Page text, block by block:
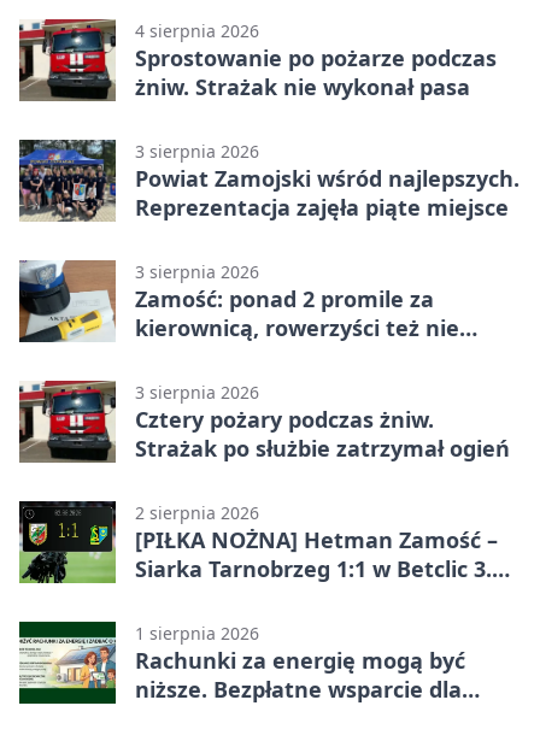
4 sierpnia 2026
Sprostowanie po pożarze podczas
żniw. Strażak nie wykonał pasa
3 sierpnia 2026
Powiat Zamojski wśród najlepszych.
Reprezentacja zajęła piąte miejsce
3 sierpnia 2026
Zamość: ponad 2 promile za
kierownicą, rowerzyści też nie
3 sierpnia 2026
Cztery pożary podczas żniw.
Strażak po służbie zatrzymał ogień
2 sierpnia 2026
[PIŁKA NOŻNA] Hetman Zamość –
Siarka Tarnobrzeg 1:1 w Betclic 3.
1 sierpnia 2026
Rachunki za energię mogą być
niższe. Bezpłatne wsparcie dla